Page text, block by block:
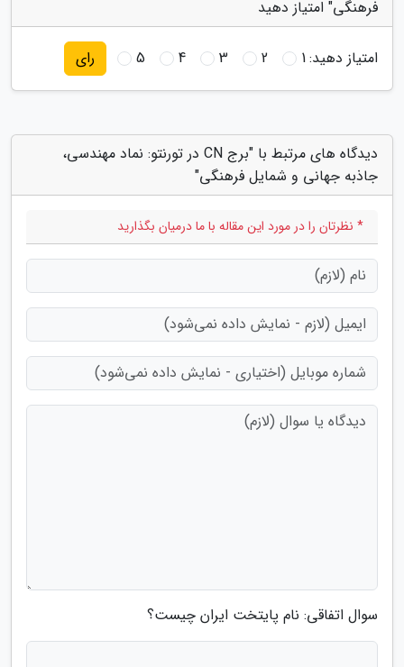
فرهنگی" امتیاز دهید
امتیاز دهید:1
2
3
4
5 رای
دیدگاه های مرتبط با "برج CN در تورنتو: نماد مهندسی،
جاذبه جهانی و شمایل فرهنگی"
* نظرتان را در مورد این مقاله با ما درمیان بگذارید
سوال اتفاقی: نام پایتخت ایران چیست؟